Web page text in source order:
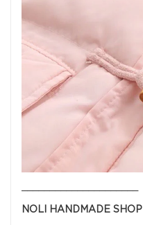
NOLI HANDMADE SHOP